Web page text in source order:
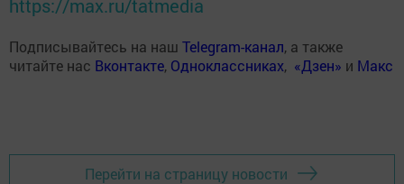
https://max.ru/tatmedia
Подписывайтесь на наш Telegram-канал, а также
читайте нас Вконтакте, Одноклассниках, «Дзен» и Макс
Перейти на страницу новости